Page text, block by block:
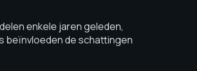
enkele jaren geleden,
beïnvloeden de schattingen